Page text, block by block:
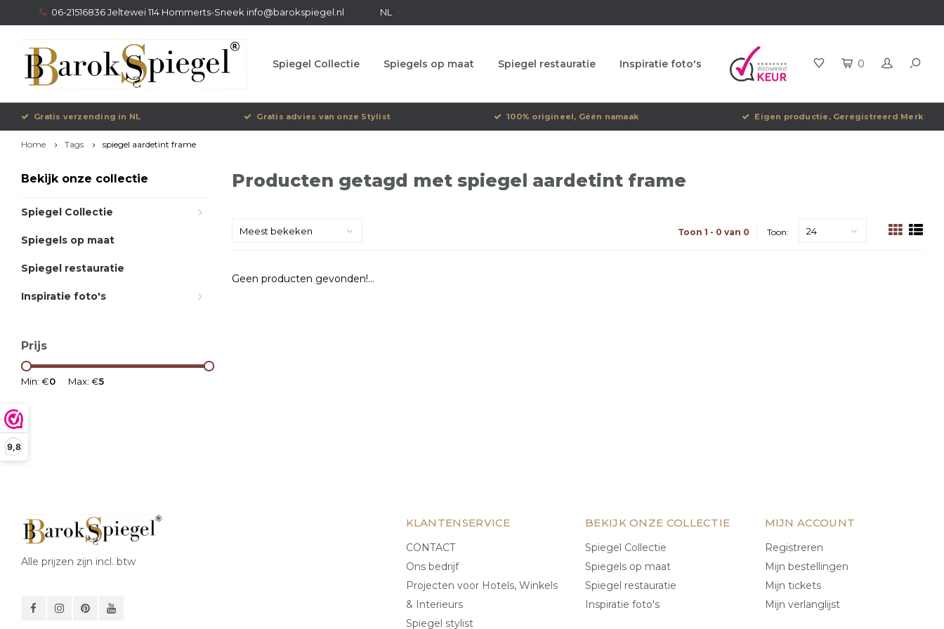
9,8
06-21516836 Jeltewei 114 Hommerts-Sneek info@barokspiegel.nl NL
Spiegel Collectie Spiegels op maat Spiegel restauratie Inspiratie foto's 0
Gratis verzending in NL Gratis advies van onze Stylist 100% origineel, Géén namaak Eigen productie, Geregistreerd Merk
Home Tags spiegel aardetint frame
Bekijk onze collectie
Spiegel Collectie
Spiegels op maat
Spiegel restauratie
Inspiratie foto's
Prijs
Min: €0 Max: €5
Producten getagd met spiegel aardetint frame
Meest bekeken Toon 1 - 0 van 0 Toon: 24
Geen producten gevonden!...
Alle prijzen zijn incl. btw
KLANTENSERVICE
CONTACT
Ons bedrijf
Projecten voor Hotels, Winkels
& Interieurs
Spiegel stylist
BEKIJK ONZE COLLECTIE
Spiegel Collectie
Spiegels op maat
Spiegel restauratie
Inspiratie foto's
MIJN ACCOUNT
Registreren
Mijn bestellingen
Mijn tickets
Mijn verlanglijst